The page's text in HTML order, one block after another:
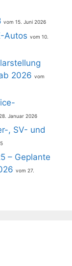
15. Juni 2026
Autos 10.
2026
28. Januar 2026
, SV- und
– Geplante
27.